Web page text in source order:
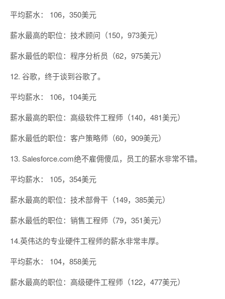
平均薪水： 106，350美元
薪水最高的职位：技术顾问（150，973美元）
薪水最低的职位：程序分析员（62，975美元）
12. 谷歌，终于谈到谷歌了。
平均薪水： 106，104美元
薪水最高的职位：高级软件工程师（140，481美元）
薪水最低的职位：客户策略师（60，909美元）
13. Salesforce.com绝不雇佣傻瓜，员工的薪水非常不错。
平均薪水： 105，354美元
薪水最高的职位：技术部骨干（149，385美元）
薪水最低的职位：销售工程师（79，351美元）
14.英伟达的专业硬件工程师的薪水非常丰厚。
平均薪水： 104，858美元
薪水最高的职位：高级硬件工程师（122，477美元）